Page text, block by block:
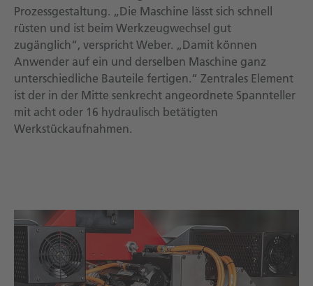
Prozessgestaltung. „Die Maschine lässt sich schnell
rüsten und ist beim Werkzeugwechsel gut
zugänglich“, verspricht Weber. „Damit können
Anwender auf ein und derselben Maschine ganz
unterschiedliche Bauteile fertigen.“ Zentrales Element
ist der in der Mitte senkrecht angeordnete Spannteller
mit acht oder 16 hydraulisch betätigten
Werkstückaufnahmen.